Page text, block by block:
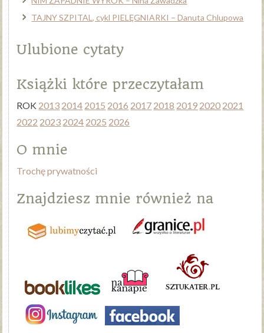
TAJNY SZPITAL, cykl PIELĘGNIARKI – Danuta Chlupowa
Ulubione cytaty
Książki które przeczytałam
ROK 2013 2014 2015 2016 2017 2018 2019 2020 2021
2022 2023 2024 2025 2026
O mnie
Trochę prywatności
Znajdziesz mnie również na